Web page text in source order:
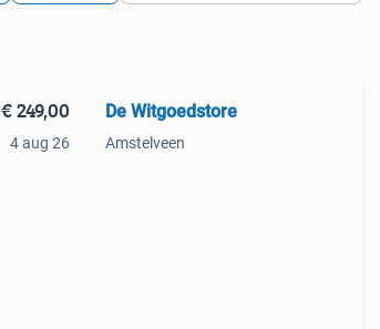
€ 249,00
4 aug 26
De Witgoedstore
Amstelveen